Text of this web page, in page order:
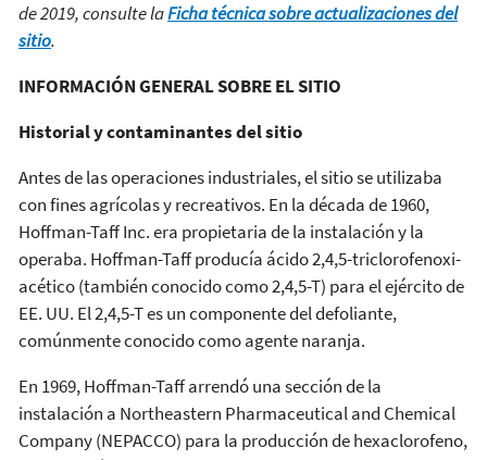
de 2019, consulte laFicha técnica sobre actualizaciones del
sitio.
INFORMACIÓN GENERAL SOBRE EL SITIO
Historial y contaminantes del sitio
Antes de las operaciones industriales, el sitio se utilizaba
con fines agrícolas y recreativos. En la década de 1960,
Hoffman-Taff Inc. era propietaria de la instalación y la
operaba. Hoffman-Taff producía ácido 2,4,5-triclorofenoxi-
acético (también conocido como 2,4,5-T) para el ejército de
EE. UU. El 2,4,5-T es un componente del defoliante,
comúnmente conocido como agente naranja.
En 1969, Hoffman-Taff arrendó una sección de la
instalación a Northeastern Pharmaceutical and Chemical
Company (NEPACCO) para la producción de hexaclorofeno,